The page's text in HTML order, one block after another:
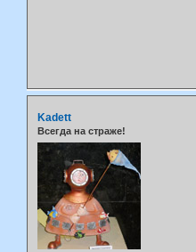
Kadett
Всегда на страже!